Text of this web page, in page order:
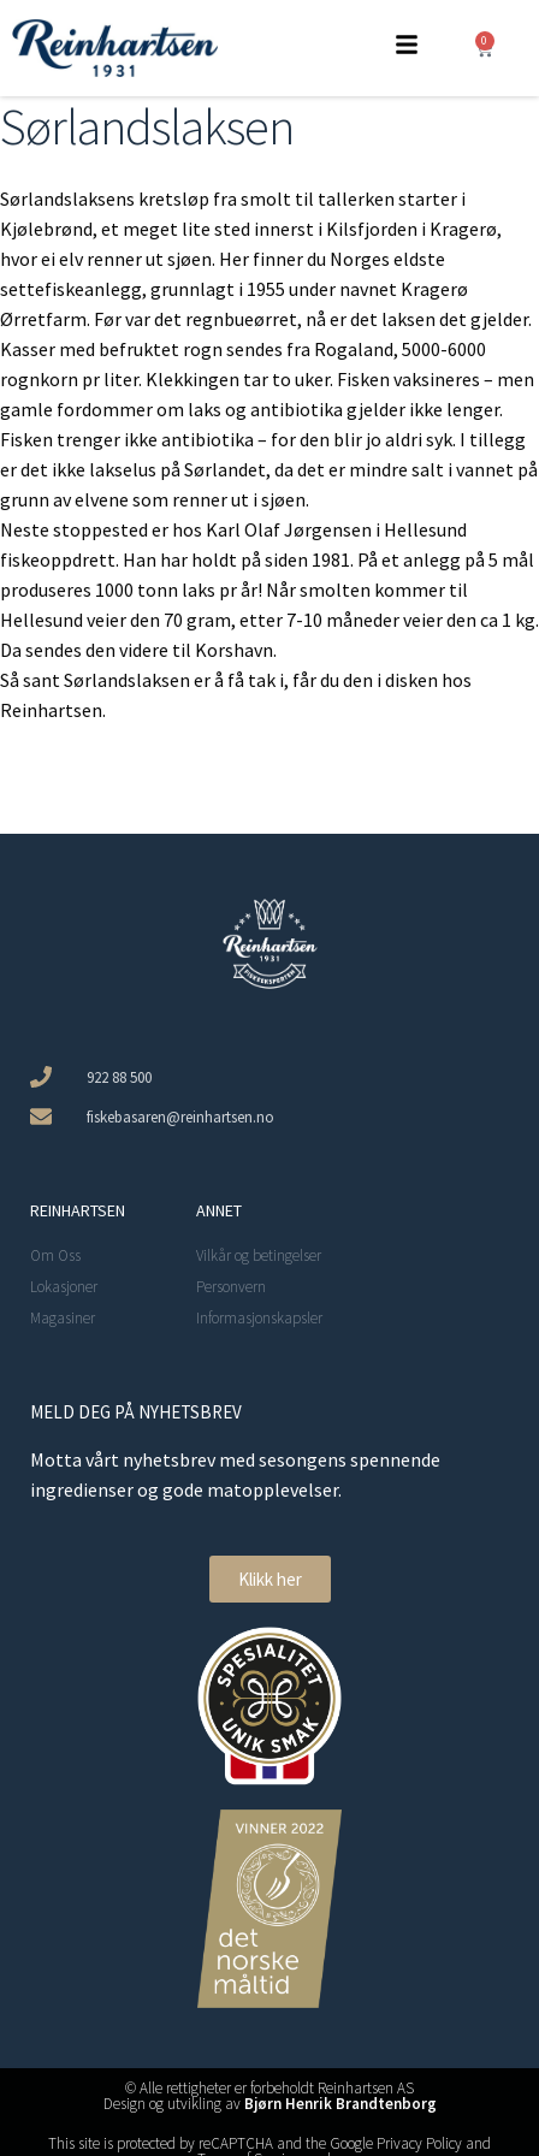
0
Sørlandslaksen
Sørlandslaksens kretsløp fra smolt til tallerken starter i
Kjølebrønd, et meget lite sted innerst i Kilsfjorden i Kragerø,
hvor ei elv renner ut sjøen. Her finner du Norges eldste
settefiskeanlegg, grunnlagt i 1955 under navnet Kragerø
Ørretfarm. Før var det regnbueørret, nå er det laksen det gjelder.
Kasser med befruktet rogn sendes fra Rogaland, 5000-6000
rognkorn pr liter. Klekkingen tar to uker. Fisken vaksineres – men
gamle fordommer om laks og antibiotika gjelder ikke lenger.
Fisken trenger ikke antibiotika – for den blir jo aldri syk. I tillegg
er det ikke lakselus på Sørlandet, da det er mindre salt i vannet på
grunn av elvene som renner ut i sjøen.
Neste stoppested er hos Karl Olaf Jørgensen i Hellesund
fiskeoppdrett. Han har holdt på siden 1981. På et anlegg på 5 mål
produseres 1000 tonn laks pr år! Når smolten kommer til
Hellesund veier den 70 gram, etter 7-10 måneder veier den ca 1 kg.
Da sendes den videre til Korshavn.
Så sant Sørlandslaksen er å få tak i, får du den i disken hos
Reinhartsen.
922 88 500
fiskebasaren@reinhartsen.no
REINHARTSEN
Om Oss
Lokasjoner
Magasiner
ANNET
Vilkår og betingelser
Personvern
Informasjonskapsler
MELD DEG PÅ NYHETSBREV
Motta vårt nyhetsbrev med sesongens spennende
ingredienser og gode matopplevelser.
Klikk her
© Alle rettigheter er forbeholdt Reinhartsen AS
Design og utvikling av Bjørn Henrik Brandtenborg
This site is protected by reCAPTCHA and the Google Privacy Policy and